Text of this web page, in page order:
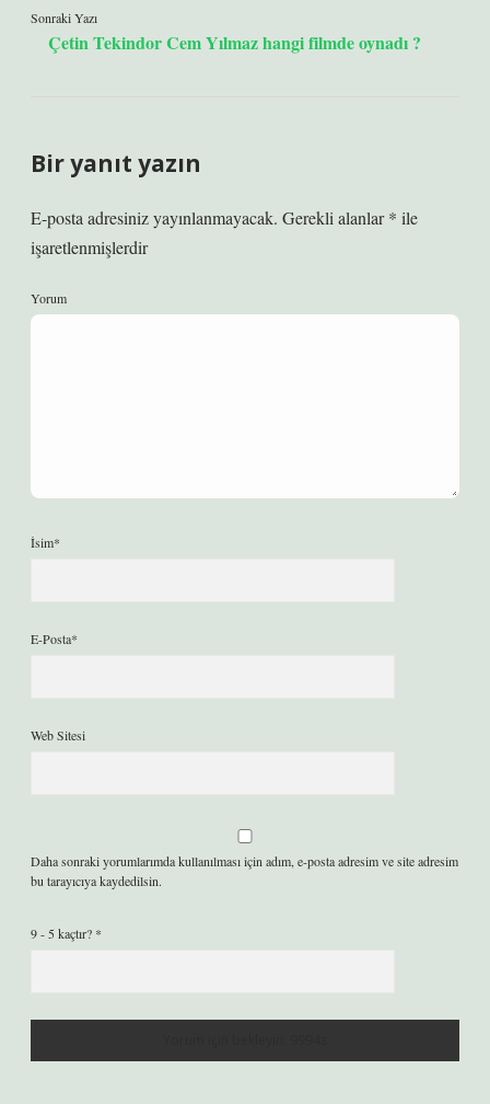
Sonraki Yazı
Çetin Tekindor Cem Yılmaz hangi filmde oynadı ?
Bir yanıt yazın
E-posta adresiniz yayınlanmayacak. Gerekli alanlar* ile
işaretlenmişlerdir
Yorum
İsim*
E-Posta*
Web Sitesi
Daha sonraki yorumlarımda kullanılması için adım, e-posta adresim ve site adresim
bu tarayıcıya kaydedilsin.
9 - 5 kaçtır? *